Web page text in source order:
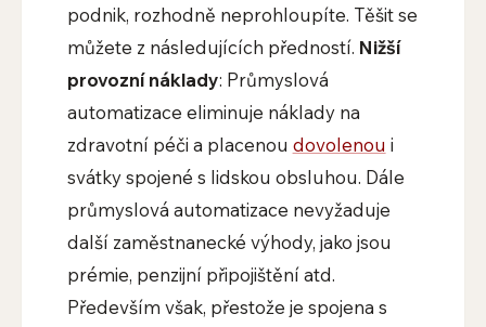
podnik, rozhodně neprohloupíte. Těšit se
můžete z následujících předností. Nižší
provozní náklady: Průmyslová
automatizace eliminuje náklady na
zdravotní péči a placenou dovolenou i
svátky spojené s lidskou obsluhou. Dále
průmyslová automatizace nevyžaduje
další zaměstnanecké výhody, jako jsou
prémie, penzijní připojištění atd.
Především však, přestože je spojena s